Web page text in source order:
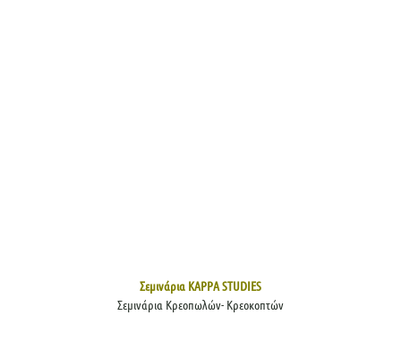
Σεμινάρια KAPPA STUDIES
Σεμινάρια Κρεοπωλών- Κρεοκοπτών